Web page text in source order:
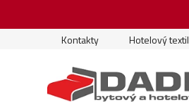
Kontakty
Hotelový textil